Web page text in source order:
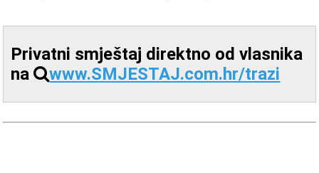
Privatni smještaj direktno od vlasnika
na
www.SMJESTAJ.com.hr/trazi